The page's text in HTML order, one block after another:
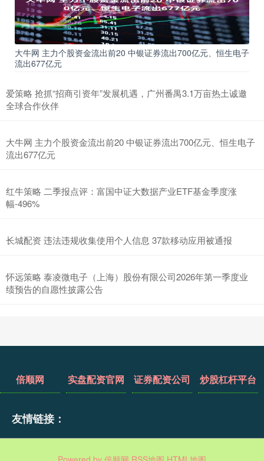
大牛网 主力个股资金流出前20 中银证券流出700亿元、恒生电子
流出677亿元
爱策略 抢抓“招商引资年”发展机遇，广州番禺3.1万亩热土诚邀
全球合作伙伴
大牛网 主力个股资金流出前20 中银证券流出700亿元、恒生电子
流出677亿元
红牛策略 二季报点评：富国中证大数据产业ETF基金季度涨
幅-496%
长城配资 违法违规收集使用个人信息 37款移动应用被通报
怀远策略 泰凌微电子（上海）股份有限公司2026年第一季度业
绩预告的自愿性披露公告
倍顺网 实盘配资官网 证券配资公司 炒股杠杆平台
友情链接：